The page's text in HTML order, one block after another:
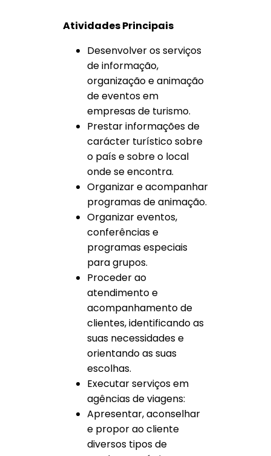
Atividades Principais
Desenvolver os serviços
de informação,
organização e animação
de eventos em
empresas de turismo.
Prestar informações de
carácter turístico sobre
o país e sobre o local
onde se encontra.
Organizar e acompanhar
programas de animação.
Organizar eventos,
conferências e
programas especiais
para grupos.
Proceder ao
atendimento e
acompanhamento de
clientes, identificando as
suas necessidades e
orientando as suas
escolhas.
Executar serviços em
agências de viagens:
Apresentar, aconselhar
e propor ao cliente
diversos tipos de